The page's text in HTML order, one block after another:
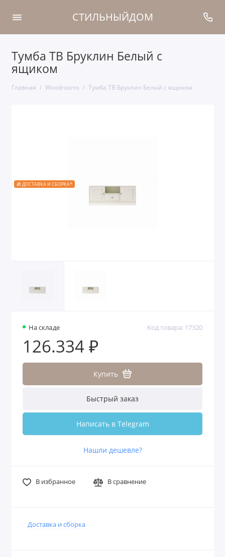
СТИЛЬНЫЙДОМ
Тумба ТВ Бруклин Белый с
ящиком
Главная Woodrooms Тумба ТВ Бруклин Белый с ящиком
🎁 ДОСТАВКА И СБОРКА*
На складе Код товара: 17320
126.334 ₽
Купить
Быстрый заказ
Написать в Telegram
Нашли дешевле?
В избранное В сравнение
Доставка и сборка